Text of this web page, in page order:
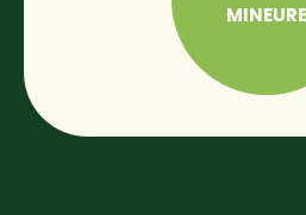
MINEURE